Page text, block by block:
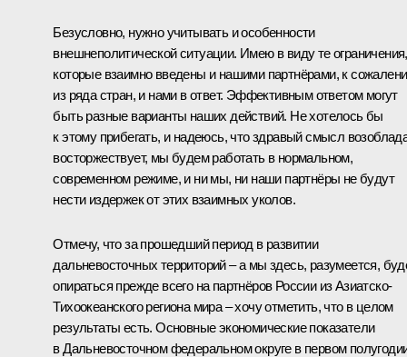
Безусловно, нужно учитывать и особенности
внешнеполитической ситуации. Имею в виду те ограничения,
которые взаимно введены и нашими партнёрами, к
из ряда стран, и нами в ответ. Эффективным ответом могут
быть разные варианты наших действий. Не хотелось бы
к этому прибегать, и надеюсь, что здравый смысл
восторжествует, мы будем работать в нормальном,
современном режиме, и ни мы, ни наши партнёры не будут
нести издержек от этих взаимных уколов.
Отмечу, что за прошедший период в развитии
дальневосточных территорий – а мы здесь, разумеется,
опираться прежде всего на партнёров России из Азиатско-
Тихоокеанского региона мира – хочу отметить, что в целом
результаты есть. Основные экономические показатели
в Дальневосточном федеральном округе в первом